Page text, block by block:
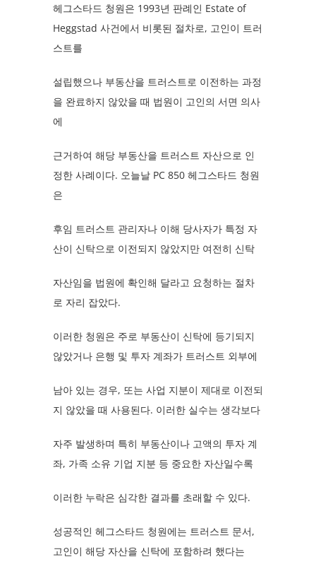
헤그스타드 청원은 1993년 판례인 Estate of
Heggstad 사건에서 비롯된 절차로, 고인이 트러
스트를
설립했으나 부동산을 트러스트로 이전하는 과정
을 완료하지 않았을 때 법원이 고인의 서면 의사
에
근거하여 해당 부동산을 트러스트 자산으로 인
정한 사례이다. 오늘날 PC 850 헤그스타드 청원
은
후임 트러스트 관리자나 이해 당사자가 특정 자
산이 신탁으로 이전되지 않았지만 여전히 신탁
자산임을 법원에 확인해 달라고 요청하는 절차
로 자리 잡았다.
이러한 청원은 주로 부동산이 신탁에 등기되지
않았거나 은행 및 투자 계좌가 트러스트 외부에
남아 있는 경우, 또는 사업 지분이 제대로 이전되
지 않았을 때 사용된다. 이러한 실수는 생각보다
자주 발생하며 특히 부동산이나 고액의 투자 계
좌, 가족 소유 기업 지분 등 중요한 자산일수록
이러한 누락은 심각한 결과를 초래할 수 있다.
성공적인 헤그스타드 청원에는 트러스트 문서,
고인이 해당 자산을 신탁에 포함하려 했다는